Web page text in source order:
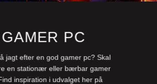
GAMER PC
jagt efter en god gamer pc? Skal
en stationær eller bærbar gamer
inspiration i udvalget her på